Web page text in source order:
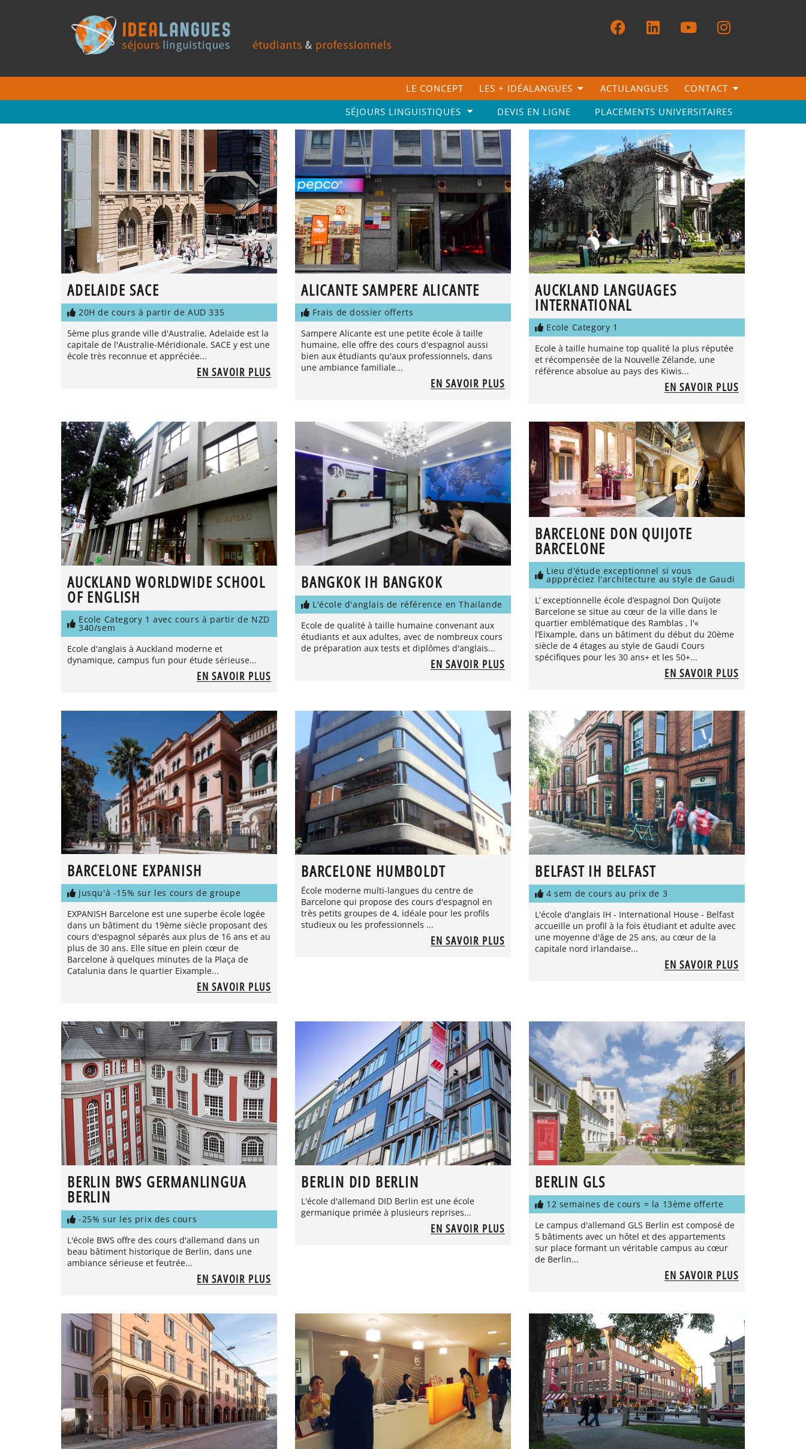
LE CONCEPT LES + IDÉALANGUES ACTULANGUES
CONTACT
SÉJOURS LINGUISTIQUES
DEVIS EN LIGNE PLACEMENTS UNIVERSITAIRES
ADELAIDE SACE
20H de cours à partir de AUD 335
5ème plus grande ville d'Australie, Adelaïde est la
capitale de l'Australie-Méridionale, SACE y est une
école très reconnue et appréciée...
EN SAVOIR PLUS
ALICANTE SAMPERE ALICANTE
Frais de dossier offerts
Sampere Alicante est une petite école à taille
humaine, elle offre des cours d'espagnol aussi
bien aux étudiants qu'aux professionnels, dans
une ambiance familiale...
EN SAVOIR PLUS
AUCKLAND LANGUAGES
INTERNATIONAL
Ecole Category 1
Ecole à taille humaine top qualité la plus réputée
et récompensée de la Nouvelle Zélande, une
référence absolue au pays des Kiwis...
EN SAVOIR PLUS
AUCKLAND WORLDWIDE SCHOOL
OF ENGLISH
Ecole Category 1 avec cours à partir de NZD
340/sem
Ecole d'anglais à Auckland moderne et
dynamique, campus fun pour étude sérieuse...
EN SAVOIR PLUS
BANGKOK IH BANGKOK
L'école d'anglais de référence en Thailande
Ecole de qualité à taille humaine convenant aux
étudiants et aux adultes, avec de nombreux cours
de préparation aux tests et diplômes d'anglais...
EN SAVOIR PLUS
BARCELONE DON QUIJOTE
BARCELONE
Lieu d'étude exceptionnel si vous
apppréciez l'architecture au style de Gaudi
L’ exceptionnelle école d’espagnol Don Quijote
Barcelone se situe au cœur de la ville dans le
quartier emblématique des Ramblas , l'«
l’Eixample, dans un bâtiment du début du 20ème
siècle de 4 étages au style de Gaudi Cours
spécifiques pour les 30 ans+ et les 50+...
EN SAVOIR PLUS
BARCELONE EXPANISH
jusqu'à -15% sur les cours de groupe
EXPANISH Barcelone est une superbe école logée
dans un bâtiment du 19ème siècle proposant des
cours d'espagnol séparés aux plus de 16 ans et au
plus de 30 ans. Elle situe en plein cœur de
Barcelone à quelques minutes de la Plaça de
Catalunia dans le quartier Eixample...
EN SAVOIR PLUS
BARCELONE HUMBOLDT
École moderne multi-langues du centre de
Barcelone qui propose des cours d'espagnol en
très petits groupes de 4, idéale pour les profils
studieux ou les professionnels ...
EN SAVOIR PLUS
BELFAST IH BELFAST
4 sem de cours au prix de 3
L'école d'anglais IH - International House - Belfast
accueille un profil à la fois étudiant et adulte avec
une moyenne d'âge de 25 ans, au cœur de la
capitale nord irlandaise...
EN SAVOIR PLUS
BERLIN BWS GERMANLINGUA
BERLIN
-25% sur les prix des cours
L'école BWS offre des cours d'allemand dans un
beau bâtiment historique de Berlin, dans une
ambiance sérieuse et feutrée...
EN SAVOIR PLUS
BERLIN DID BERLIN
L'école d'allemand DID Berlin est une école
germanique primée à plusieurs reprises...
EN SAVOIR PLUS
BERLIN GLS
12 semaines de cours = la 13ème offerte
Le campus d'allemand GLS Berlin est composé de
5 bâtiments avec un hôtel et des appartements
sur place formant un véritable campus au cœur
de Berlin...
EN SAVOIR PLUS